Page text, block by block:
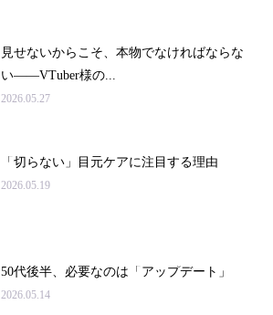
見せないからこそ、本物でなければならな
い――VTuber様の...
2026.05.27
「切らない」目元ケアに注目する理由
2026.05.19
50代後半、必要なのは「アップデート」
2026.05.14